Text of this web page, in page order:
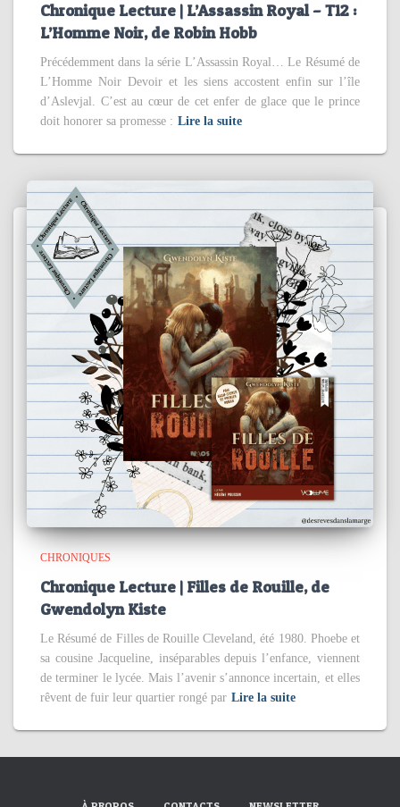
Chronique Lecture | L’Assassin Royal – T12 :
L’Homme Noir, de Robin Hobb
Précédemment dans la série L’Assassin Royal… Le Résumé de
L’Homme Noir Devoir et les siens accostent enfin sur l’île
d’Aslevjal. C’est au cœur de cet enfer de glace que le prince
doit honorer sa promesse : Lire la suite
CHRONIQUES
Chronique Lecture | Filles de Rouille, de
Gwendolyn Kiste
Le Résumé de Filles de Rouille Cleveland, été 1980. Phoebe et
sa cousine Jacqueline, inséparables depuis l’enfance, viennent
de terminer le lycée. Mais l’avenir s’annonce incertain, et elles
rêvent de fuir leur quartier rongé par Lire la suite